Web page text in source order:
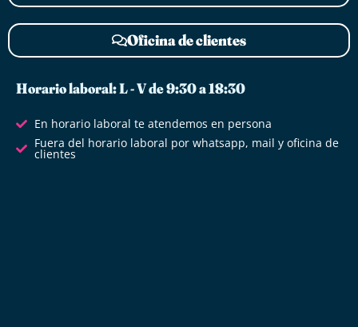
Oficina de clientes
Horario laboral: L - V de 9:30 a 18:30
En horario laboral te atendemos en persona
Fuera del horario laboral por whatsapp, mail y oficina de
clientes